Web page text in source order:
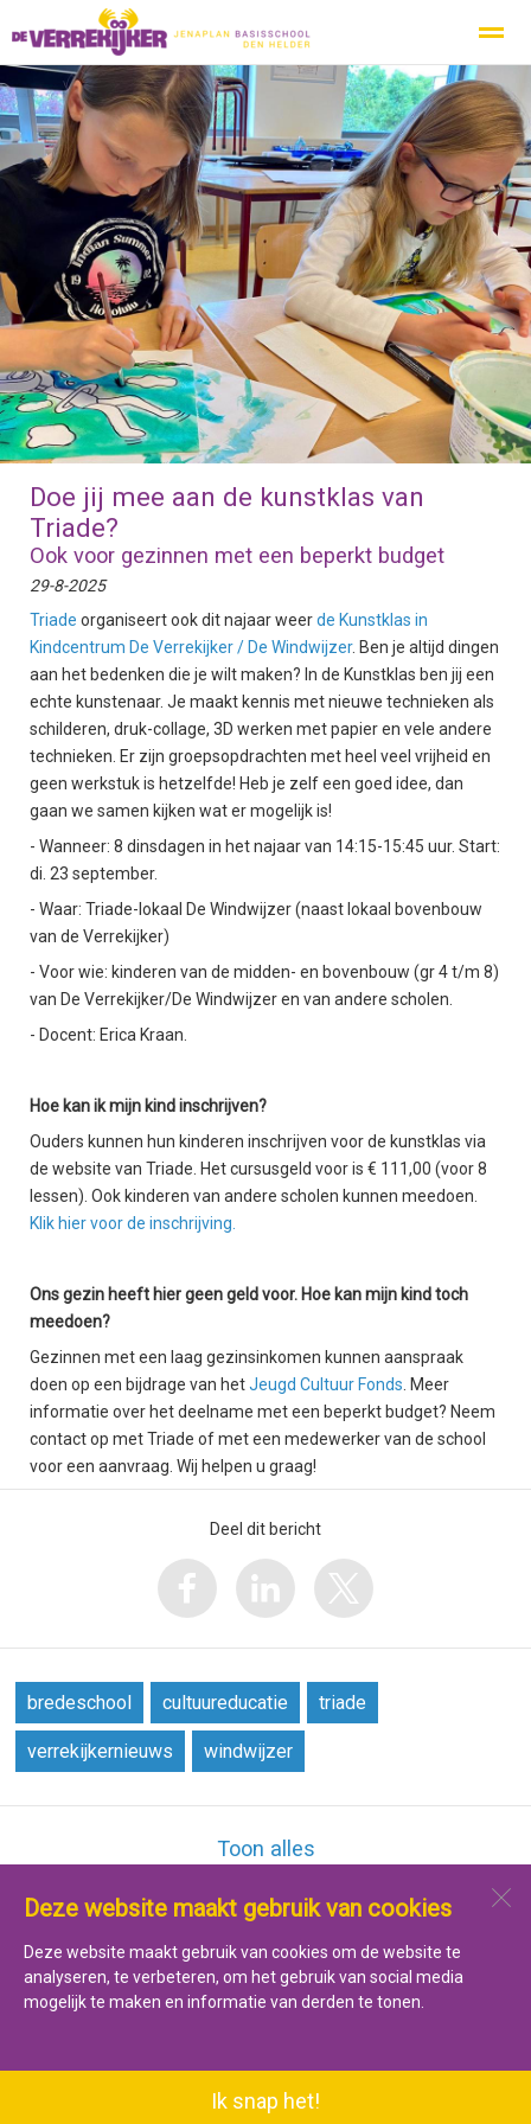
Privacy Protocol Social Media Ouderbeleidsplan
Home Nieuws Zoeken Agenda
Deze website maakt gebruik van cookies
Deze website maakt gebruik van cookies om de website te
analyseren, te verbeteren, om het gebruik van social media
mogelijk te maken en informatie van derden te tonen.
Ik snap het!
Doe jij mee aan de kunstklas van
Triade?
Ook voor gezinnen met een beperkt budget
29-8-2025
Triade organiseert ook dit najaar weerde Kunstklas in
Kindcentrum De Verrekijker / De Windwijzer. Ben je altijd dingen
aan het bedenken die je wilt maken? In de Kunstklas ben jij een
echte kunstenaar. Je maakt kennis met nieuwe technieken als
schilderen, druk-collage, 3D werken met papier en vele andere
technieken. Er zijn groepsopdrachten met heel veel vrijheid en
geen werkstuk is hetzelfde! Heb je zelf een goed idee, dan
gaan we samen kijken wat er mogelijk is!
- Wanneer: 8 dinsdagen in het najaar van 14:15-15:45 uur. Start:
di. 23 september.
- Waar: Triade-lokaal De Windwijzer (naast lokaal bovenbouw
van de Verrekijker)
- Voor wie: kinderen van de midden- en bovenbouw (gr 4 t/m 8)
van De Verrekijker/De Windwijzer en van andere scholen.
- Docent: Erica Kraan.
Hoe kan ik mijn kind inschrijven?
Ouders kunnen hun kinderen inschrijven voor de kunstklas via
de website van Triade. Het cursusgeld voor is € 111,00 (voor 8
lessen). Ook kinderen van andere scholen kunnen meedoen.
Klik hier voor de inschrijving.
Ons gezin heeft hier geen geld voor. Hoe kan mijn kind toch
meedoen?
Gezinnen met een laag gezinsinkomen kunnen aanspraak
doen op een bijdrage van hetJeugd Cultuur Fonds . Meer
informatie over het deelname met een beperkt budget? Neem
contact op met Triade of met een medewerker van de school
voor een aanvraag. Wij helpen u graag!
Deel dit bericht
bredeschool cultuureducatie triade
verrekijkernieuws windwijzer
Toon alles
Pasteurstraat 4b
1782 JD
Den Helder
SdH Vormgeving |Ziber DS4